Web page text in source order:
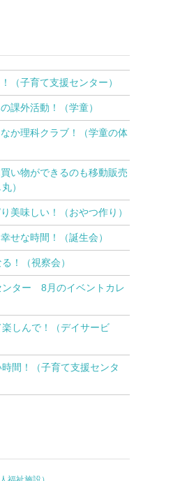
（子育て支援センター）
課外活動！（学童）
か理科クラブ！（学童の体
い物ができるのも移動販売
）
美味しい！（おやつ作り）
せな時間！（誕生会）
！（視察会）
ンター 8月のイベントカレ
しんで！（デイサービ
間！（子育て支援センタ